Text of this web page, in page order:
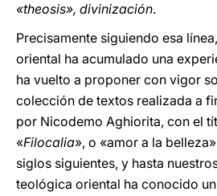
«theosis», divinización.
Precisamente siguiendo esa
oriental ha acumulado una
ha vuelto a proponer con vigor
colección de textos realizada a
por Nicodemo Aghiorita, con el
«Filocalia», o «amor a la
siglos siguientes, y hasta
teológica oriental ha conocido